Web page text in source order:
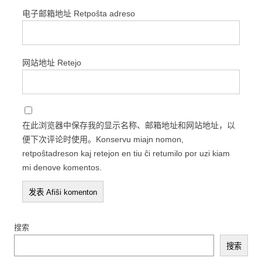
电子邮箱地址 Retpoŝta adreso
网站地址 Retejo
在此浏览器中保存我的显示名称、邮箱地址和网站地址，以
便下次评论时使用。Konservu miajn nomon,
retpoŝtadreson kaj retejon en tiu ĉi retumilo por uzi kiam
mi denove komentos.
搜索
搜索